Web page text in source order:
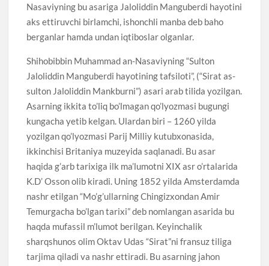
Nasaviyning bu asariga Jaloliddin Manguberdi hayotini
aks ettiruvchi birlamchi, ishonchli manba deb baho
berganlar hamda undan iqtiboslar olganlar.
Shihobibbin Muhammad an-Nasaviyning “Sulton
Jaloliddin Manguberdi hayotining tafsiloti”, (“Sirat as-
sulton Jaloliddin Mankburni”) asari arab tilida yozilgan.
Asarning ikkita to’liq bo’lmagan qo’lyozmasi bugungi
kungacha yetib kelgan. Ulardan biri – 1260 yilda
yozilgan qo’lyozmasi Parij Milliy kutubxonasida,
ikkinchisi Britaniya muzeyida saqlanadi. Bu asar
haqida g’arb tarixiga ilk ma’lumotni XIX asr o’rtalarida
K.D’ Osson olib kiradi. Uning 1852 yilda Amsterdamda
nashr etilgan “Mo’g’ullarning Chingizxondan Amir
Temurgacha bo’lgan tarixi” deb nomlangan asarida bu
haqda mufassil m’lumot berilgan. Keyinchalik
sharqshunos olim Oktav Udas “Sirat”ni fransuz tiliga
tarjima qiladi va nashr ettiradi. Bu asarning jahon